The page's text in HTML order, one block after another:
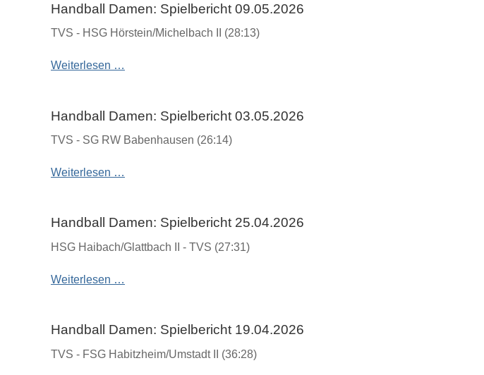
Handball Damen: Spielbericht 09.05.2026
TVS - HSG Hörstein/Michelbach II (28:13)
Weiterlesen …
Handball Damen: Spielbericht 03.05.2026
TVS - SG RW Babenhausen (26:14)
Weiterlesen …
Handball Damen: Spielbericht 25.04.2026
HSG Haibach/Glattbach II - TVS (27:31)
Weiterlesen …
Handball Damen: Spielbericht 19.04.2026
TVS - FSG Habitzheim/Umstadt II (36:28)